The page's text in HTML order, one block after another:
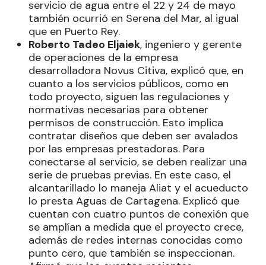
servicio de agua entre el 22 y 24 de mayo
también ocurrió en Serena del Mar, al igual
que en Puerto Rey.
Roberto Tadeo Eljaiek, ingeniero y gerente
de operaciones de la empresa
desarrolladora Novus Citiva, explicó que, en
cuanto a los servicios públicos, como en
todo proyecto, siguen las regulaciones y
normativas necesarias para obtener
permisos de construcción. Esto implica
contratar diseños que deben ser avalados
por las empresas prestadoras. Para
conectarse al servicio, se deben realizar una
serie de pruebas previas. En este caso, el
alcantarillado lo maneja Aliat y el acueducto
lo presta Aguas de Cartagena. Explicó que
cuentan con cuatro puntos de conexión que
se amplían a medida que el proyecto crece,
además de redes internas conocidas como
punto cero, que también se inspeccionan.